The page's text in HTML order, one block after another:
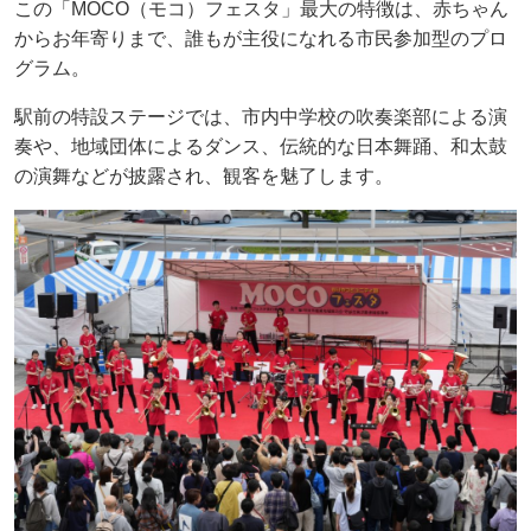
この「MOCO（モコ）フェスタ」最大の特徴は、赤ちゃん
からお年寄りまで、誰もが主役になれる市民参加型のプロ
グラム。
駅前の特設ステージでは、市内中学校の吹奏楽部による演
奏や、地域団体によるダンス、伝統的な日本舞踊、和太鼓
の演舞などが披露され、観客を魅了します。